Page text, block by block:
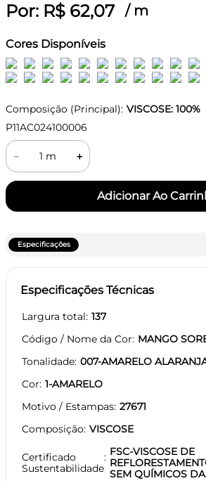
Por: R$ 62,07 / m
Cores Disponíveis
Composição (Principal): VISCOSE: 100%
P11AC024100006
＋
－
Especificações
Especificações Técnicas
Largura total 137
Código / Nome da Cor MANGO
Tonalidade 007-AMARELO
Cor 1-AMARELO
Motivo / Estampas 27671
Composição VISCOSE
Certificado
Sustentabilidade
FSC-VISCOSE DE
SEM QUÍMICOS